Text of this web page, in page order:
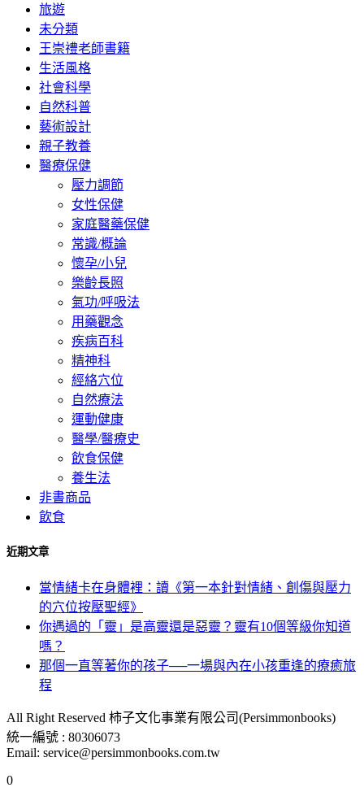
旅遊
未分類
王崇禮老師書籍
生活風格
社會科學
自然科普
藝術設計
親子教養
醫療保健
壓力調節
女性保健
家庭醫藥保健
常識/概論
懷孕/小兒
樂齡長照
氣功/呼吸法
用藥觀念
疾病百科
精神科
經絡穴位
自然療法
運動健康
醫學/醫療史
飲食保健
養生法
非書商品
飲食
近期文章
當情緒卡在身體裡：讀《第一本針對情緒、創傷與壓力
的穴位按壓聖經》
你遇過的「靈」是高靈還是惡靈？靈有10個等級你知道
嗎？
那個一直等著你的孩子──一場與內在小孩重逢的療癒旅
程
All Right Reserved 柿子文化事業有限公司(Persimmonbooks)
統一編號 : 80306073
Email: service@persimmonbooks.com.tw
0